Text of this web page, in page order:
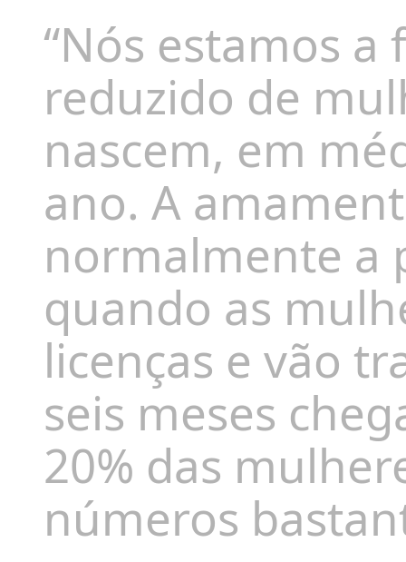
“Nós estamos
reduzido de
nascem, em
ano. A
normalmente a
quando as
licenças e vão
seis meses
20% das
números